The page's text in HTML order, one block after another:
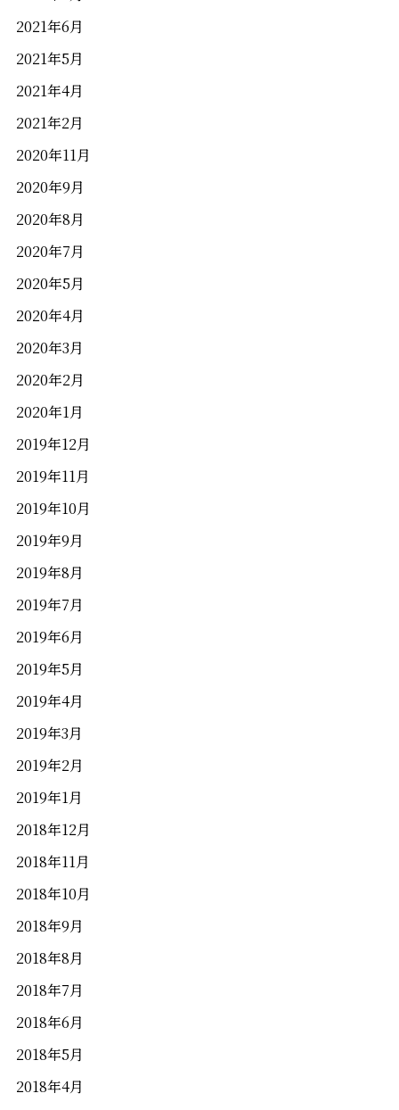
2021年6月
2021年5月
2021年4月
2021年2月
2020年11月
2020年9月
2020年8月
2020年7月
2020年5月
2020年4月
2020年3月
2020年2月
2020年1月
2019年12月
2019年11月
2019年10月
2019年9月
2019年8月
2019年7月
2019年6月
2019年5月
2019年4月
2019年3月
2019年2月
2019年1月
2018年12月
2018年11月
2018年10月
2018年9月
2018年8月
2018年7月
2018年6月
2018年5月
2018年4月